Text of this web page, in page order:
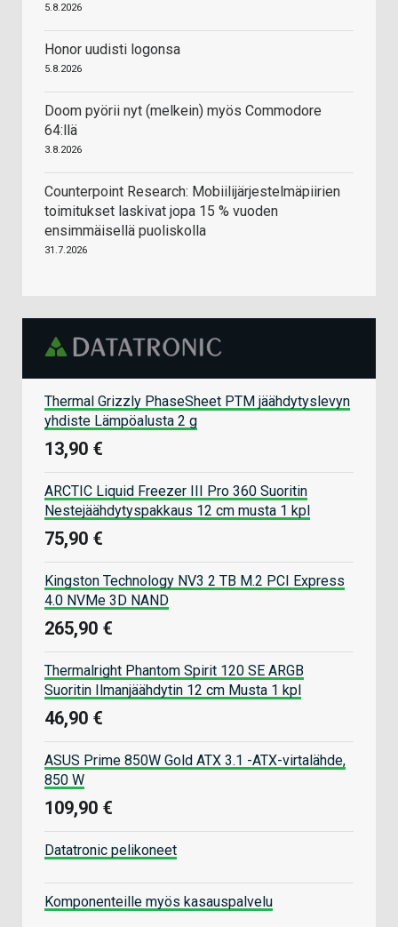
5.8.2026
Honor uudisti logonsa
5.8.2026
Doom pyörii nyt (melkein) myös Commodore
64:llä
3.8.2026
Counterpoint Research: Mobiilijärjestelmäpiirien
toimitukset laskivat jopa 15 % vuoden
ensimmäisellä puoliskolla
31.7.2026
Thermal Grizzly PhaseSheet PTM jäähdytyslevyn
yhdiste Lämpöalusta 2 g
13,90 €
ARCTIC Liquid Freezer III Pro 360 Suoritin
Nestejäähdytyspakkaus 12 cm musta 1 kpl
75,90 €
Kingston Technology NV3 2 TB M.2 PCI Express
4.0 NVMe 3D NAND
265,90 €
Thermalright Phantom Spirit 120 SE ARGB
Suoritin Ilmanjäähdytin 12 cm Musta 1 kpl
46,90 €
ASUS Prime 850W Gold ATX 3.1 -ATX-virtalähde,
850 W
109,90 €
Datatronic pelikoneet
Komponenteille myös kasauspalvelu